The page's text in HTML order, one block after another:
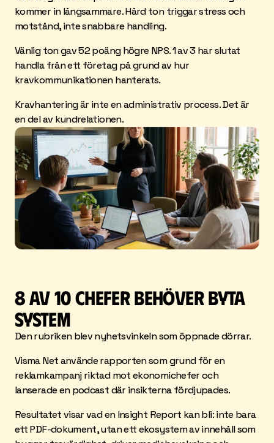
kommer in långsammare. Hård ton triggar stress och
motstånd, inte snabbare handling.
Vänlig ton gav 52 poäng högre NPS. 1 av 3 har slutat
handla från ett företag på grund av hur
kravkommunikationen hanterats.
Kravhantering är inte en administrativ process. Det är
en del av kundrelationen.
8 AV 10 CHEFER BEHÖVER BYTA
SYSTEM
Den rubriken blev nyhetsvinkeln som öppnade dörrar.
Visma Net använde rapporten som grund för en
reklamkampanj riktad mot ekonomichefer och
lanserade en podcast där insikterna fördjupades.
Resultatet visar vad en Insight Report kan bli: inte bara
ett PDF-dokument, utan ett ekosystem av innehåll som